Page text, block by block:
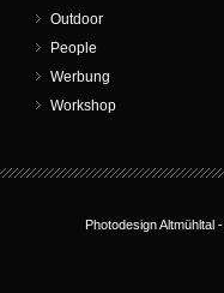
Outdoor
People
Werbung
Workshop
Photodesign Altmühltal -